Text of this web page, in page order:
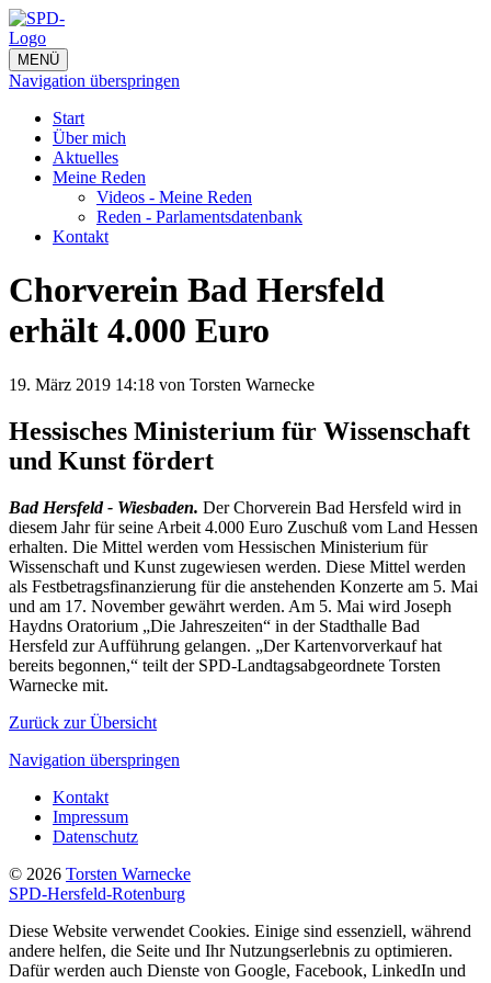
MENÜ
Navigation überspringen
Start
Über mich
Aktuelles
Meine Reden
Videos - Meine Reden
Reden - Parlamentsdatenbank
Kontakt
Chorverein Bad Hersfeld
erhält 4.000 Euro
19. März 2019 14:18 von Torsten Warnecke
Hessisches Ministerium für Wissenschaft
und Kunst fördert
Bad Hersfeld - Wiesbaden. Der Chorverein Bad Hersfeld wird in
diesem Jahr für seine Arbeit 4.000 Euro Zuschuß vom Land Hessen
erhalten. Die Mittel werden vom Hessischen Ministerium für
Wissenschaft und Kunst zugewiesen werden. Diese Mittel werden
als Festbetragsfinanzierung für die anstehenden Konzerte am 5. Mai
und am 17. November gewährt werden. Am 5. Mai wird Joseph
Haydns Oratorium „Die Jahreszeiten“ in der Stadthalle Bad
Hersfeld zur Aufführung gelangen. „Der Kartenvorverkauf hat
bereits begonnen,“ teilt der SPD-Landtagsabgeordnete Torsten
Warnecke mit.
Zurück zur Übersicht
Navigation überspringen
Kontakt
Impressum
Datenschutz
© 2026 Torsten Warnecke
SPD-Hersfeld-Rotenburg
Diese Website verwendet Cookies. Einige sind essenziell, während
andere helfen, die Seite und Ihr Nutzungserlebnis zu optimieren.
Dafür werden auch Dienste von Google, Facebook, LinkedIn und